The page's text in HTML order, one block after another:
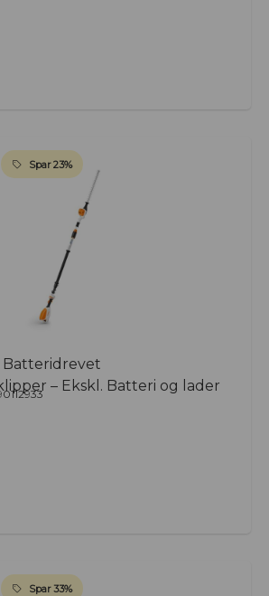
Spar 23%
Batteridrevet
– Ekskl. Batteri og lader
Spar 33%